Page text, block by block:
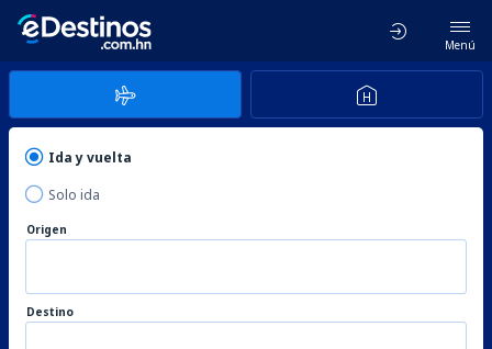
Menú
Ida y vuelta
Solo ida
Origen
Destino